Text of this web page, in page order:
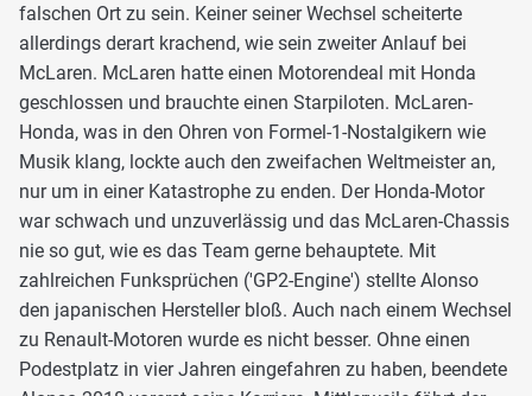
falschen Ort zu sein. Keiner seiner Wechsel scheiterte
allerdings derart krachend, wie sein zweiter Anlauf bei
McLaren. McLaren hatte einen Motorendeal mit Honda
geschlossen und brauchte einen Starpiloten. McLaren-
Honda, was in den Ohren von Formel-1-Nostalgikern wie
Musik klang, lockte auch den zweifachen Weltmeister an,
nur um in einer Katastrophe zu enden. Der Honda-Motor
war schwach und unzuverlässig und das McLaren-Chassis
nie so gut, wie es das Team gerne behauptete. Mit
zahlreichen Funksprüchen ('GP2-Engine') stellte Alonso
den japanischen Hersteller bloß. Auch nach einem Wechsel
zu Renault-Motoren wurde es nicht besser. Ohne einen
Podestplatz in vier Jahren eingefahren zu haben, beendete